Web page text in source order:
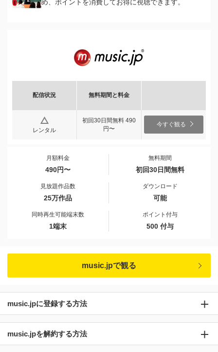
め、ポイントを消費してお得に視聴できます。
配信状況 無料期間と料金
レンタル
初回30日間無料 490
円〜
今すぐ観る
月額料金
490円〜
無料期間
初回30日間無料
見放題作品数
25万作品
ダウンロード
可能
同時再生可能端末数
1端末
ポイント付与
500 付与
music.jpで観る
music.jpに登録する方法
music.jpを解約する方法